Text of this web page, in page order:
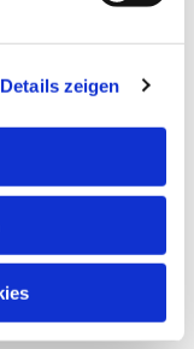
Details zeigen